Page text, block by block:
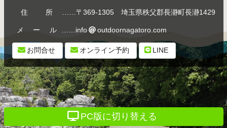
住所……〒369-1305 埼玉県秩父郡長瀞町長瀞1429
メール ……info outdoornagatoro.com
お問合せ オンライン予約 LINE
PC版に切り替える